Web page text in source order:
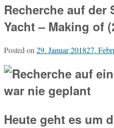
Recherche auf der
Yacht – Making of
Posted on 29. Januar 201827.
Heute geht es um